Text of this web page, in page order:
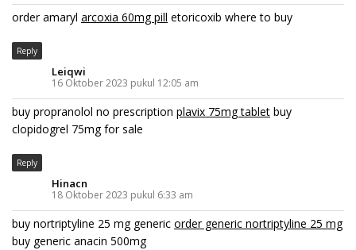
order amaryl arcoxia 60mg pill etoricoxib where to buy
Reply
Leiqwi
16 Oktober 2023 pukul 12:05 am
buy propranolol no prescription plavix 75mg tablet buy
clopidogrel 75mg for sale
Reply
Hinacn
18 Oktober 2023 pukul 6:33 am
buy nortriptyline 25 mg generic order generic nortriptyline 25 mg
buy generic anacin 500mg